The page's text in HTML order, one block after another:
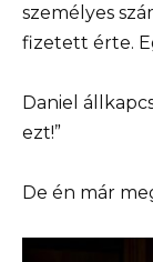
személyes
fizetett érte.
Daniel
ezt!”
De én már